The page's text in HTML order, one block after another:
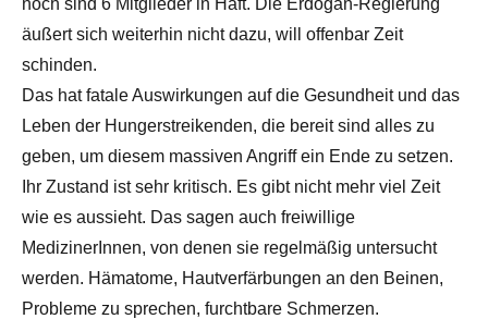
noch sind 6 Mitglieder in Haft. Die Erdogan-Regierung
äußert sich weiterhin nicht dazu, will offenbar Zeit
schinden.
Das hat fatale Auswirkungen auf die Gesundheit und das
Leben der Hungerstreikenden, die bereit sind alles zu
geben, um diesem massiven Angriff ein Ende zu setzen.
Ihr Zustand ist sehr kritisch. Es gibt nicht mehr viel Zeit
wie es aussieht. Das sagen auch freiwillige
MedizinerInnen, von denen sie regelmäßig untersucht
werden. Hämatome, Hautverfärbungen an den Beinen,
Probleme zu sprechen, furchtbare Schmerzen.